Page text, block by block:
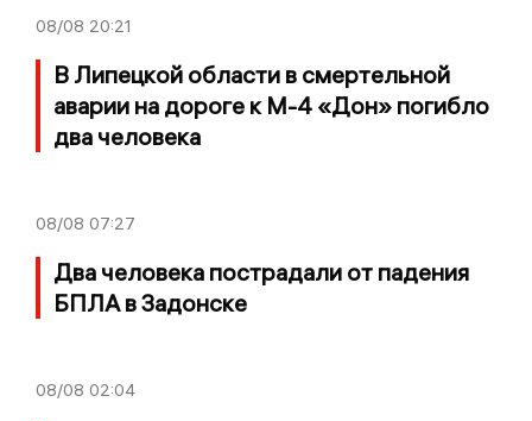
08/08 20:21
В Липецкой области в смертельной
аварии на дороге к М-4 «Дон» погибло
два человека
08/08 07:27
Два человека пострадали от падения
БПЛА в Задонске
08/08 02:04